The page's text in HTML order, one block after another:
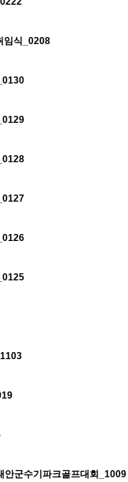
임식_0208
안군수기파크골프대회_1009